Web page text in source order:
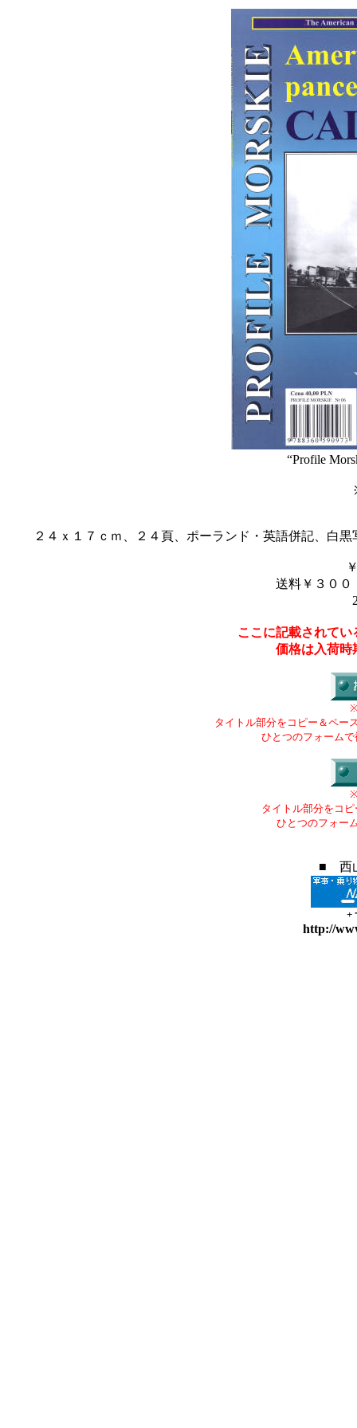
“Profile
２４ｘ１７ｃｍ、２４頁、ポーランド・英語併記、白
送料￥３００
ここに記載されて
価格は入荷時
タイトル部分をコピー＆ペー
ひとつのフォーム
タイトル部分をコ
ひとつのフォー
■ 西
+
http://